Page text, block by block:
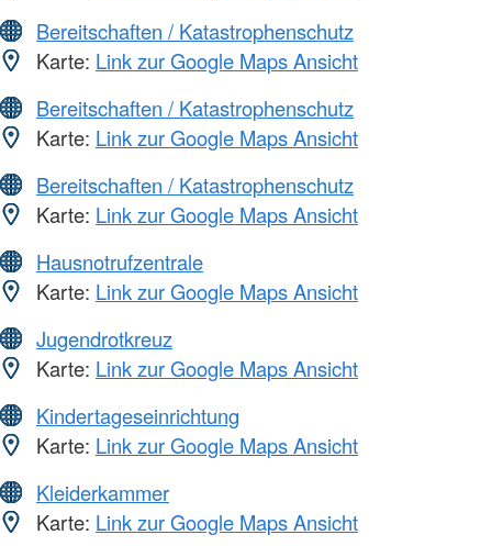
Bereitschaften / Katastrophenschutz
Karte: Link zur Google Maps Ansicht
Bereitschaften / Katastrophenschutz
Karte: Link zur Google Maps Ansicht
Bereitschaften / Katastrophenschutz
Karte: Link zur Google Maps Ansicht
Hausnotrufzentrale
Karte: Link zur Google Maps Ansicht
Jugendrotkreuz
Karte: Link zur Google Maps Ansicht
Kindertageseinrichtung
Karte: Link zur Google Maps Ansicht
Kleiderkammer
Karte: Link zur Google Maps Ansicht